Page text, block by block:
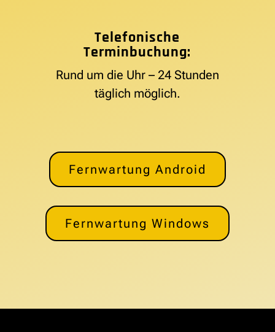
Telefonische
Terminbuchung:
Rund um die Uhr – 24 Stunden
täglich möglich.
Fernwartung Android
Fernwartung Windows